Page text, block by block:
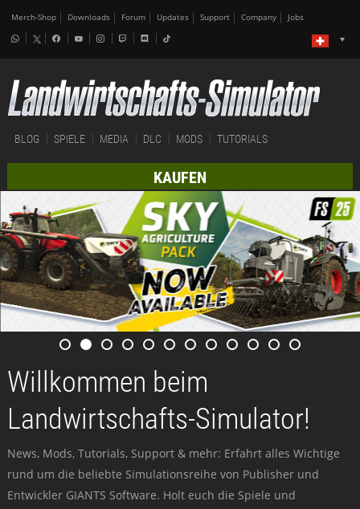
Merch-Shop Downloads Forum Updates Support Company Jobs
BLOG SPIELE MEDIA DLC MODS TUTORIALS
KAUFEN
Willkommen beim
Landwirtschafts-Simulator!
News, Mods, Tutorials, Support & mehr: Erfahrt alles Wichtige
rund um die beliebte Simulationsreihe von Publisher und
Entwickler GIANTS Software. Holt euch die Spiele und